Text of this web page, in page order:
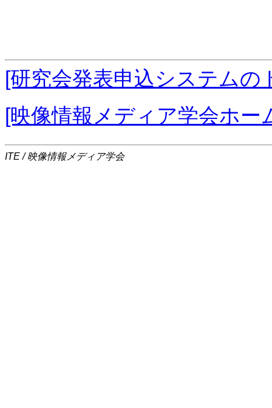
[研究会発表申込システム
[映像情報メディア学会ホー
ITE / 映像情報メディア学会